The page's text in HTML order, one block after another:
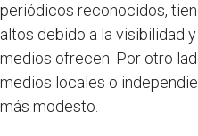
periódicos reconocidos,
altos debido a la visibilidad
medios ofrecen. Por otro
medios locales o
más modesto.